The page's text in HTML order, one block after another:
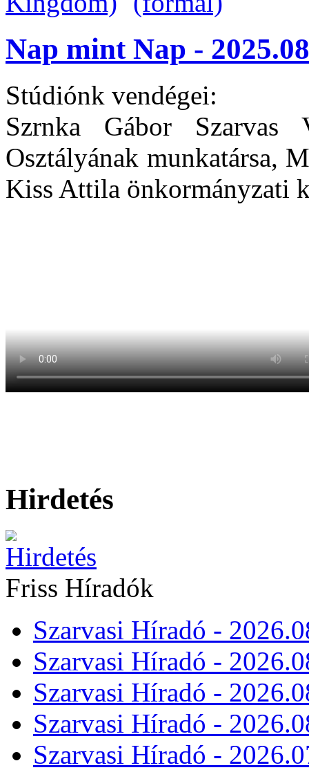
Nap mint Nap -
Stúdiónk vendégei:
Szrnka Gábor Szarvas
Osztályának munkatársa,
Kiss Attila önkormányzati
Hirdetés
Friss Híradók
Szarvasi Híradó -
Szarvasi Híradó -
Szarvasi Híradó -
Szarvasi Híradó -
Szarvasi Híradó -